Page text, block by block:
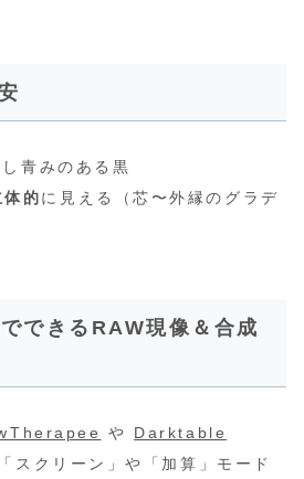
青みのある黒
的に見える（芯〜外縁のグラデ
できるRAW現像＆合成
や Darktable
「スクリーン」や「加算」モード